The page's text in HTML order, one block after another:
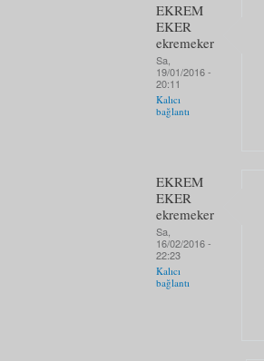
EKREM
EKER
ekremeker
Sa,
19/01/2016 -
20:11
Kalıcı
bağlantı
EKREM
EKER
ekremeker
Sa,
16/02/2016 -
22:23
Kalıcı
bağlantı